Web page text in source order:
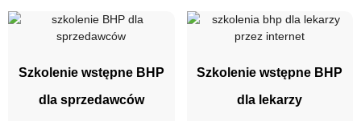
Szkolenie wstępne BHP
dla sprzedawców
Szkolenie wstępne BHP
dla lekarzy